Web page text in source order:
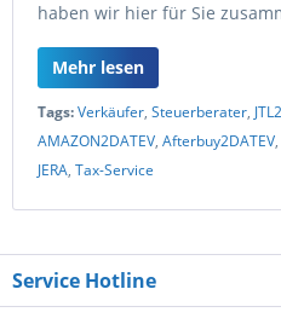
haben wir hier für Sie
Mehr lesen
Tags:Verkäufer, Steuerberater,
AMAZON2DATEV, Afterbuy2DATEV,
JERA, Tax-Service
Service Hotline